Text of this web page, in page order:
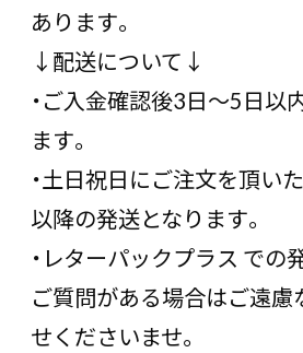
あります。
↓配送について↓
・ご入金確認後3日〜5日以
ます。
・土日祝日にご注文を頂い
以降の発送となります。
・レターパックプラス での
ご質問がある場合はご遠慮
せくださいませ。